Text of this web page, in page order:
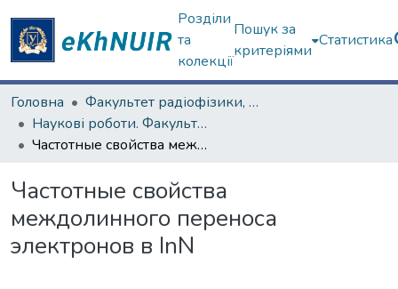
Розділи
та
колекції
Пошук за
критеріями
Статистика
Головна
Факультет радіофізики, біомедичної електроніки та комп’ютерних систем
Наукові роботи. Факультет радіофізики, біомедичної електроніки та комп’ютерних систем
Частотные свойства междолинного переноса электронов в InN
Частотные свойства
междолинного переноса
электронов в InN